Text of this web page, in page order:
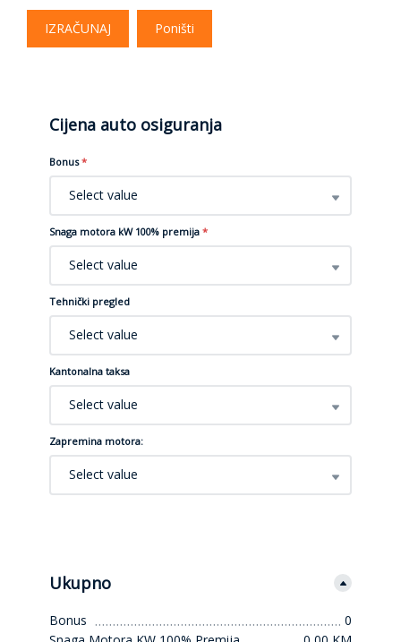
IZRAČUNAJ Poništi
Cijena auto osiguranja
Bonus *
Select value
Snaga motora kW 100% premija *
Select value
Tehnički pregled
Select value
Kantonalna taksa
Select value
Zapremina motora:
Select value
Ukupno
Bonus
0